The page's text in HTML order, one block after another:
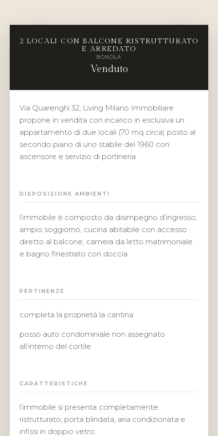
2 LOCALI CON BALCONE RISTRUTTURATO
E ARREDATO
BONOLA
Venduto
Via Quarenghi 32, Living Milano Immobiliare
propone in vendita con incarico in esclusiva un
appartamento di due locali (70 mq circa) posto al
secondo piano di uno stabile del 1960 con
ascensore e servizio di portineria
DISPOSIZIONE AMBIENTI
l’immobile è composto da disimpegno d’ingresso,
ampio soggiorno, cucina abitabile con accesso
diretto al balcone, camera da letto matrimoniale
e bagno finestrato con doccia
PERTINENZE
completa la proprietà la cantina
posso auto condominiale non assegnato
all’interno del cortile
CARATTERISTICHE
l’immobile si presenta completamente
ristrutturato, porta blindata, aria condizionata e
infissi in doppio vetro.